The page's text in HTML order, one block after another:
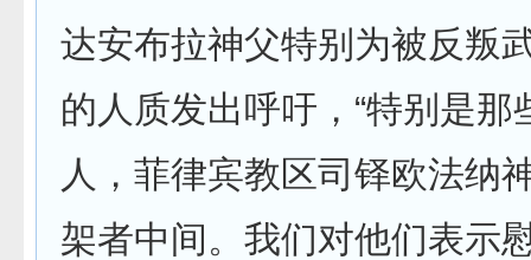
达安布拉神父特别为被反叛
的人质发出呼吁，“特别是那
人，菲律宾教区司铎欧法纳
架者中间。我们对他们表示